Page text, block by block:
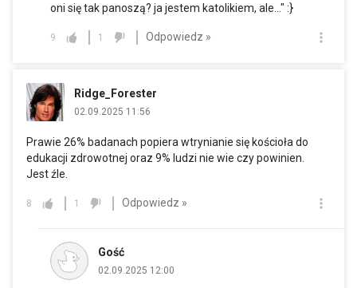
oni się tak panoszą? ja jestem katolikiem, ale..." :}
9 1 Odpowiedz »
Ridge_Forester
02.09.2025 11:56
Prawie 26% badanach popiera wtrynianie się kościoła do
edukacji zdrowotnej oraz 9% ludzi nie wie czy powinien.
Jest źle.
8 1 Odpowiedz »
Gość
02.09.2025 12:00